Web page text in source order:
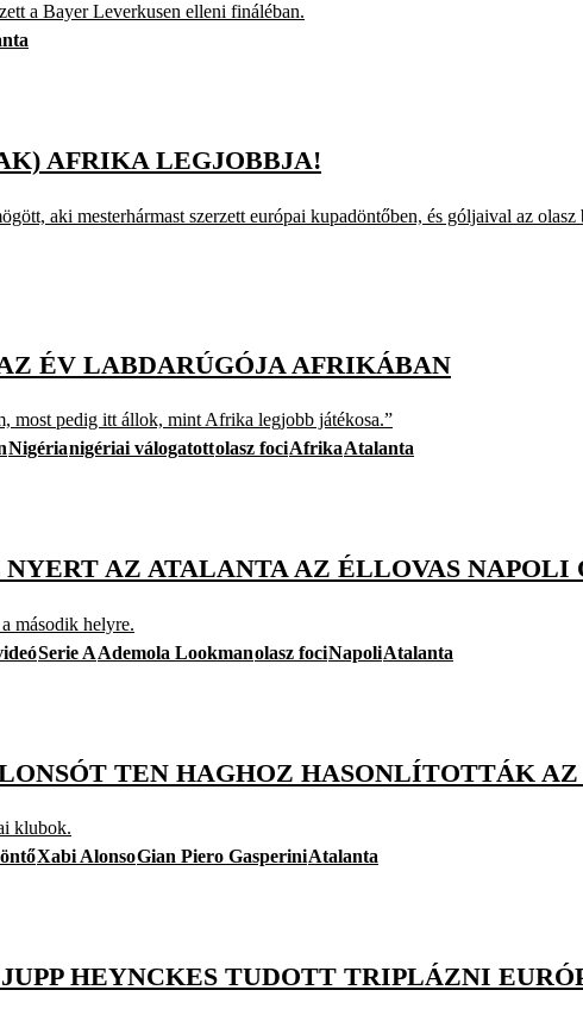
a Bayer Leverkusen elleni fináléban.
AFRIKA LEGJOBBJA!
aki mesterhármast szerzett európai kupadöntőben, és góljaival az
ÉV LABDARÚGÓJA AFRIKÁBAN
most pedig itt állok, mint Afrika legjobb játékosa.”
Nigérianigériai válogatottolasz fociAfrikaAtalanta
AZ ATALANTA AZ ÉLLOVAS NAPOLI
második helyre.
Serie AAdemola Lookmanolasz fociNapoliAtalanta
TEN HAGHOZ HASONLÍTOTTÁK
klubok.
Xabi AlonsoGian Piero GasperiniAtalanta
HEYNCKES TUDOTT TRIPLÁZNI